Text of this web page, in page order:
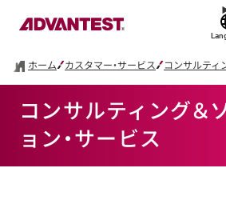
ホーム カスタマー・サービス コンサルティ
コンサルティング＆
ョン・サービス